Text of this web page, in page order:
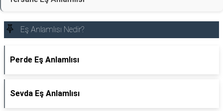
Eş Anlamlısı Nedir?
Perde Eş Anlamlısı
Sevda Eş Anlamlısı